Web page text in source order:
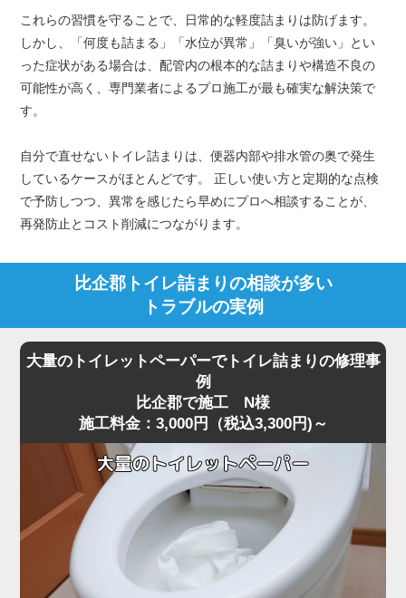
これらの習慣を守ることで、日常的な軽度詰まりは防げます。
しかし、「何度も詰まる」「水位が異常」「臭いが強い」とい
った症状がある場合は、配管内の根本的な詰まりや構造不良の
可能性が高く、専門業者によるプロ施工が最も確実な解決策で
す。
自分で直せないトイレ詰まりは、便器内部や排水管の奥で発生
しているケースがほとんどです。 正しい使い方と定期的な点検
で予防しつつ、異常を感じたら早めにプロへ相談することが、
再発防止とコスト削減につながります。
比企郡トイレ詰まりの相談が多い
トラブルの実例
大量のトイレットペーパーでトイレ詰まりの修理事
例
比企郡で施工 N様
施工料金：3,000円（税込3,300円)～